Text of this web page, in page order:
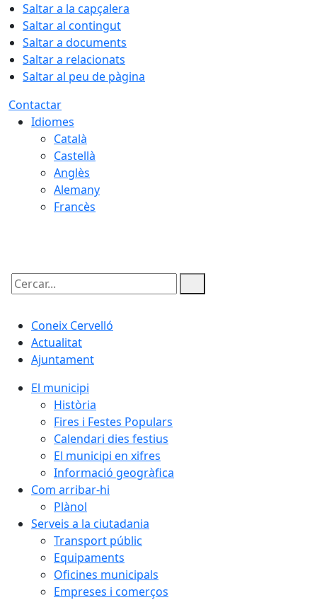
Saltar a la capçalera
Saltar al contingut
Saltar a documents
Saltar a relacionats
Saltar al peu de pàgina
Contactar
Idiomes
Català
Castellà
Anglès
Alemany
Francès
Cercar:
Coneix Cervelló
Actualitat
Ajuntament
El municipi
Història
Fires i Festes Populars
Calendari dies festius
El municipi en xifres
Informació geogràfica
Com arribar-hi
Plànol
Serveis a la ciutadania
Transport públic
Equipaments
Oficines municipals
Empreses i comerços